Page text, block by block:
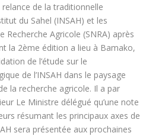
de la traditionnelle
du Sahel (INSAH) et les
Recherche Agricole (SNRA) après
la 2ème édition a lieu à Bamako,
de l’étude sur le
de l’INSAH dans le paysage
la recherche agricole. Il a par
Le Ministre délégué qu’une note
résumant les principaux axes de
sera présentée aux prochaines